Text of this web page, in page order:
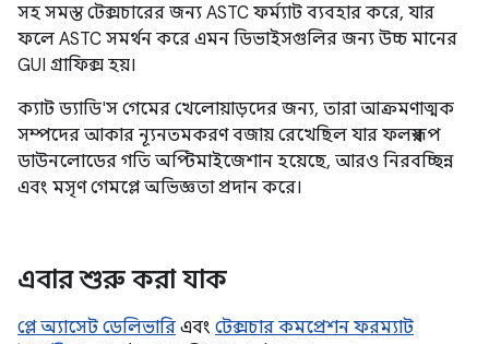
সহ সমস্ত টেক্সচারের জন্য ASTC ফর্ম্যাট ব্যবহার করে, যার
ফলে ASTC সমর্থন করে এমন ডিভাইসগুলির জন্য উচ্চ মানের
GUI গ্রাফিক্স হয়।
ক্যাট ড্যাডি'স গেমের খেলোয়াড়দের জন্য, তারা আক্রমণাত্মক
সম্পদের আকার ন্যূনতমকরণ বজায় রেখেছিল যার ফলস্বরূপ
ডাউনলোডের গতি অপ্টিমাইজেশান হয়েছে, আরও নিরবচ্ছিন্ন
এবং মসৃণ গেমপ্লে অভিজ্ঞতা প্রদান করে।
এবার শুরু করা যাক
প্লে অ্যাসেট ডেলিভারি এবং টেক্সচার কমপ্রেশন ফরম্যাট